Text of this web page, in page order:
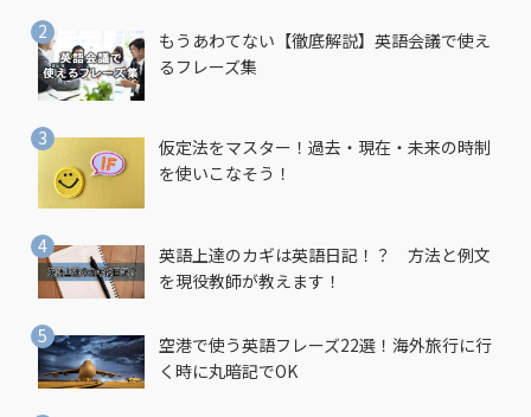
もうあわてない【徹底解説】英語会議で使え
るフレーズ集
仮定法をマスター！過去・現在・未来の時制
を使いこなそう！
英語上達のカギは英語日記！？ 方法と例文
を現役教師が教えます！
空港で使う英語フレーズ22選！海外旅行に行
く時に丸暗記でOK